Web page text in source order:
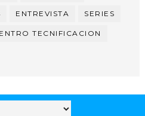
ENTREVISTA SERIES
TECNIFICACION